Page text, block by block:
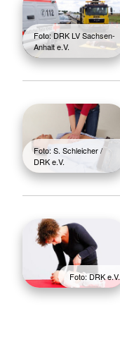
Foto: DRK LV Sachsen-
Anhalt e.V.
Foto: S. Schleicher /
DRK e.V.
Foto: DRK e.V.